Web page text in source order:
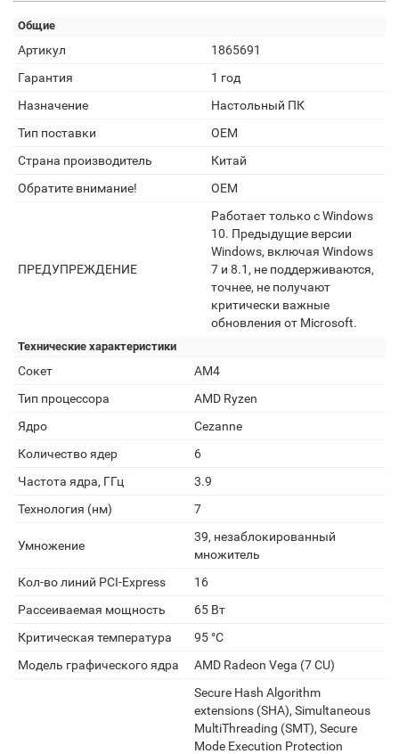
Общие
Артикул
1865691
Гарантия
1 год
Назначение
Настольный ПК
Тип поставки
OEM
Страна производитель
Китай
Обратите внимание!
OEM
ПРЕДУПРЕЖДЕНИЕ
Работает только с Windows
10. Предыдущие версии
Windows, включая Windows
7 и 8.1, не поддерживаются,
точнее, не получают
критически важные
обновления от Microsoft.
Технические характеристики
Сокет
AM4
Тип процессора
AMD Ryzen
Ядро
Cezanne
Количество ядер
6
Частота ядра, ГГц
3.9
Технология (нм)
7
Умножение
39, незаблокированный
множитель
Кол-во линий PCI-Express
16
Рассеиваемая мощность
65 Вт
Критическая температура
95 °С
Модель графического ядра
AMD Radeon Vega (7 CU)
Secure Hash Algorithm
extensions (SHA), Simultaneous
MultiThreading (SMT), Secure
Mode Execution Protection